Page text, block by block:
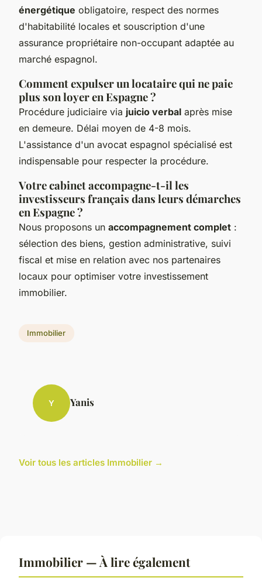
énergétique obligatoire, respect des normes
d'habitabilité locales et souscription d'une
assurance propriétaire non-occupant adaptée au
marché espagnol.
Comment expulser un locataire qui ne paie
plus son loyer en Espagne ?
Procédure judiciaire via juicio verbal après mise
en demeure. Délai moyen de 4-8 mois.
L'assistance d'un avocat espagnol spécialisé est
indispensable pour respecter la procédure.
Votre cabinet accompagne-t-il les
investisseurs français dans leurs démarches
en Espagne ?
Nous proposons un accompagnement complet :
sélection des biens, gestion administrative, suivi
fiscal et mise en relation avec nos partenaires
locaux pour optimiser votre investissement
immobilier.
Immobilier
Y Yanis
Voir tous les articles Immobilier →
Immobilier — À lire également